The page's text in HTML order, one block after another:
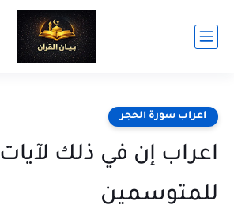
اعراب سورة الحجر
اعراب إن في ذلك لآيات
للمتوسمين